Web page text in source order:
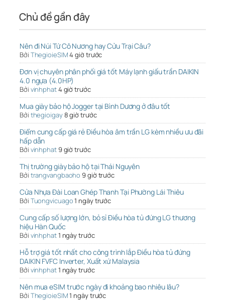
Chủ đề gần đây
Nên đi Núi Tứ Cô Nương hay Cửu Trại Câu?
Bởi ThegioieSIM4 giờ trước
Đơn vị chuyên phân phối giá tốt Máy lạnh giấu trần DAIKIN
4.0 ngựa (4.0HP)
Bởi vinhphat4 giờ trước
Mua giày bảo hộ Jogger tại Bình Dương ở đâu tốt
Bởi thegioigay8 giờ trước
Điểm cung cấp giá rẻ Điều hòa âm trần LG kèm nhiều ưu đãi
hấp dẫn
Bởi vinhphat9 giờ trước
Thị trường giày bảo hộ tại Thái Nguyên
Bởi trangvangbaoho 9 giờ trước
Cửa Nhựa Đài Loan Ghép Thanh Tại Phường Lái Thiêu
Bởi Tuongvicuago1 ngày trước
Cung cấp số lượng lớn, bỏ sỉ Điều hòa tủ đứng LG thương
hiệu Hàn Quốc
Bởi vinhphat1 ngày trước
Hỗ trợ giá tốt nhất cho công trình lắp Điều hòa tủ đứng
DAIKIN FVFC Inverter, Xuất xứ Malaysia
Bởi vinhphat1 ngày trước
Nên mua eSIM trước ngày đi khoảng bao nhiêu lâu?
Bởi ThegioieSIM1 ngày trước